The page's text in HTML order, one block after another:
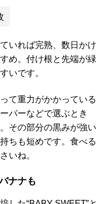
いれば完熟、数日かけ
め。付け根と先端が緑
いです。
て重力がかかっている
パーなどで選ぶとき
その部分の黒みが強い
ちも短めです。食べる
いね。
ナナも